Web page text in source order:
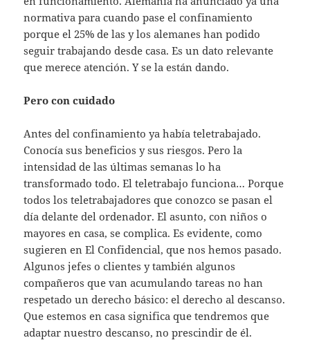
normativa para cuando pase el confinamiento
porque el 25% de las y los alemanes han podido
seguir trabajando desde casa. Es un dato relevante
que merece atención. Y se la están dando.
Pero con cuidado
Antes del confinamiento ya había teletrabajado.
Conocía sus beneficios y sus riesgos. Pero la
intensidad de las últimas semanas lo ha
transformado todo. El teletrabajo funciona… Porque
todos los teletrabajadores que conozco se pasan el
día delante del ordenador. El asunto, con niños o
mayores en casa, se complica. Es evidente, como
sugieren en El Confidencial, que nos hemos pasado.
Algunos jefes o clientes y también algunos
compañeros que van acumulando tareas no han
respetado un derecho básico: el derecho al descanso.
Que estemos en casa significa que tendremos que
adaptar nuestro descanso, no prescindir de él.